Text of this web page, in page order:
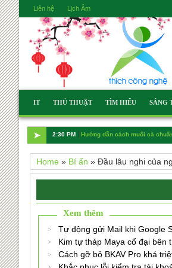
Liên hệ Lịch Âm
IT THỦ THUẬT TÌM HIỂU SÁNG
➤ 2:30 PM Hướng dẫn cách muối cà
Home» Bí ẩn » Đầu lâu nghi của
Xem thêm
Tự động gửi Mail khi Google
Kim tự tháp Maya cổ đại bên
Cách gỡ bỏ BKAV Pro khá